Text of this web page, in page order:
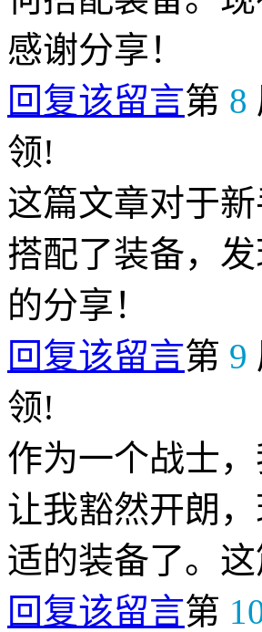
感谢分享！
回复该留言第 8
领!
这篇文章对于
搭配了装备，
的分享！
回复该留言第 9
领!
作为一个战士
让我豁然开朗
适的装备了。
回复该留言第